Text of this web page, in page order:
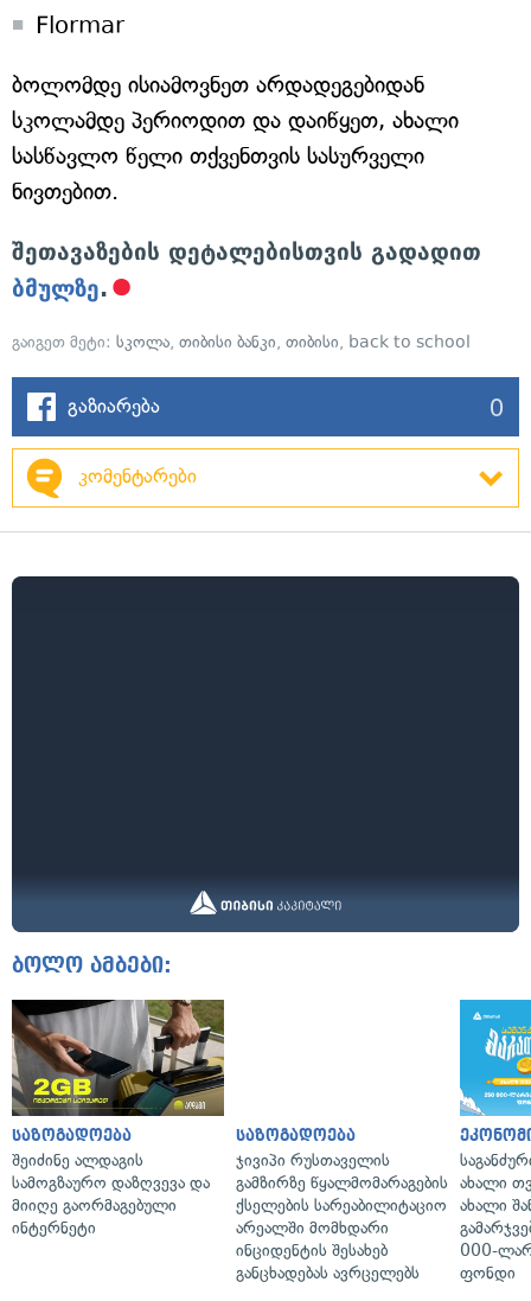
Flormar
ბოლომდე ისიამოვნეთ არდადეგებიდან
სკოლამდე პერიოდით და დაიწყეთ, ახალი
სასწავლო წელი თქვენთვის სასურველი
ნივთებით.
შეთავაზების დეტალებისთვის გადადით
ბმულზე.
გაიგეთ მეტი: სკოლა, თიბისი ბანკი, თიბისი, back to school
გაზიარება 0
კომენტარები
ბოლო ამბები:
საზოგადოება
შეიძინე ალდაგის
სამოგზაურო დაზღვევა და
მიიღე გაორმაგებული
ინტერნეტი
საზოგადოება
ჯივიპი რუსთაველის
გამზირზე წყალმომარაგების
ქსელების სარეაბილიტაციო
არეალში მომხდარი
ინციდენტის შესახებ
განცხადებას ავრცელებს
ახალი
ახალი
000-
ფონდი